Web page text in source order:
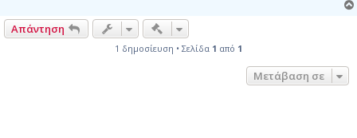
Απάντηση Γρήγορα εργαλεία συντονισμού
1 δημοσίευση • Σελίδα 1 από 1
Μετάβαση σε